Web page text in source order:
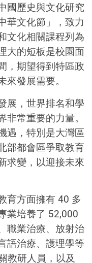
國歷史與文化研究
華文化節」，致力
文化相關課程列為
大的短板是校園面
，期望得到特區政
發展需要。
展，世界排名和學
常重要的力量。
遇，特別是大灣區
部都會區爭取教育
求變，以迎接未來
育方面擁有 40 多
業培養了 52,000
職業治療、放射治
語治療、護理學等
教研人員，以及